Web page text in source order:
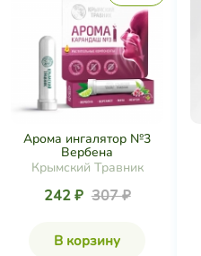
Арома ингалятор №3
Вербена
Крымский Травник
242 ₽ 307 ₽
В корзину